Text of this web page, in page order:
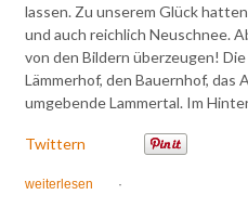
lassen. Zu unserem Glück
und auch reichlich Neuschnee.
von den Bildern überzeugen!
Lämmerhof, den Bauernhof, das
umgebende Lammertal. Im
Twittern
weiterlesen ·